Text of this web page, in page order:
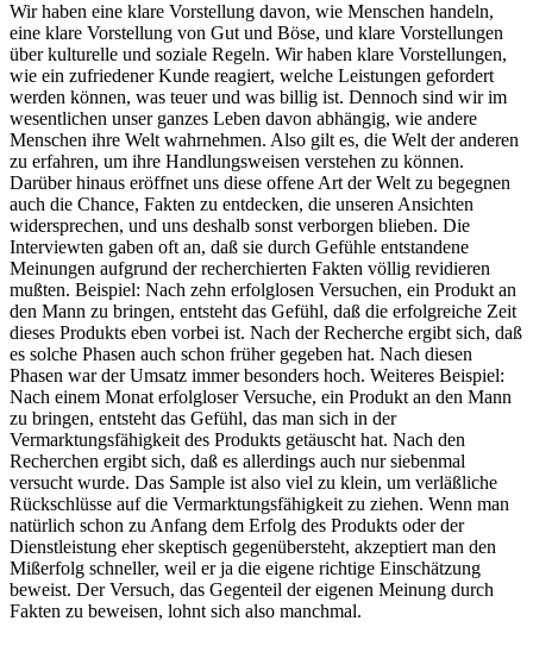
Wir haben eine klare Vorstellung davon, wie Menschen handeln,
eine klare Vorstellung von Gut und Böse, und klare Vorstellungen
über kulturelle und soziale Regeln. Wir haben klare Vorstellungen,
wie ein zufriedener Kunde reagiert, welche Leistungen gefordert
werden können, was teuer und was billig ist. Dennoch sind wir im
wesentlichen unser ganzes Leben davon abhängig, wie andere
Menschen ihre Welt wahrnehmen. Also gilt es, die Welt der anderen
zu erfahren, um ihre Handlungsweisen verstehen zu können.
Darüber hinaus eröffnet uns diese offene Art der Welt zu begegnen
auch die Chance, Fakten zu entdecken, die unseren Ansichten
widersprechen, und uns deshalb sonst verborgen blieben. Die
Interviewten gaben oft an, daß sie durch Gefühle entstandene
Meinungen aufgrund der recherchierten Fakten völlig revidieren
mußten. Beispiel: Nach zehn erfolglosen Versuchen, ein Produkt an
den Mann zu bringen, entsteht das Gefühl, daß die erfolgreiche Zeit
dieses Produkts eben vorbei ist. Nach der Recherche ergibt sich, daß
es solche Phasen auch schon früher gegeben hat. Nach diesen
Phasen war der Umsatz immer besonders hoch. Weiteres Beispiel:
Nach einem Monat erfolgloser Versuche, ein Produkt an den Mann
zu bringen, entsteht das Gefühl, das man sich in der
Vermarktungsfähigkeit des Produkts getäuscht hat. Nach den
Recherchen ergibt sich, daß es allerdings auch nur siebenmal
versucht wurde. Das Sample ist also viel zu klein, um verläßliche
Rückschlüsse auf die Vermarktungsfähigkeit zu ziehen. Wenn man
natürlich schon zu Anfang dem Erfolg des Produkts oder der
Dienstleistung eher skeptisch gegenübersteht, akzeptiert man den
Mißerfolg schneller, weil er ja die eigene richtige Einschätzung
beweist. Der Versuch, das Gegenteil der eigenen Meinung durch
Fakten zu beweisen, lohnt sich also manchmal.